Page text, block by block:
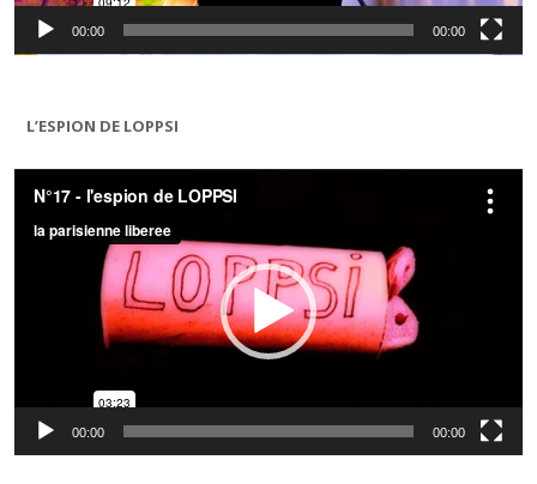
00:00 00:00
L’ESPION DE LOPPSI
Lecteur
vidéo
00:00 00:00